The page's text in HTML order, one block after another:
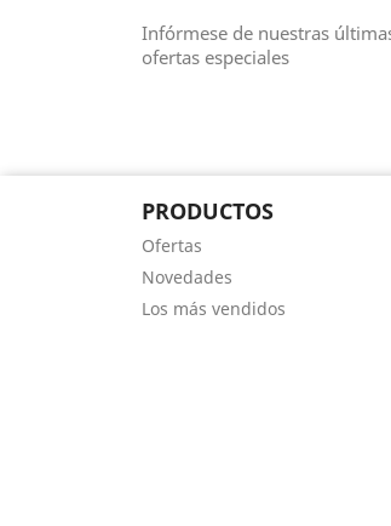
Infórmese de nuestras
ofertas especiales
PRODUCTOS
Ofertas
Novedades
Los más vendidos